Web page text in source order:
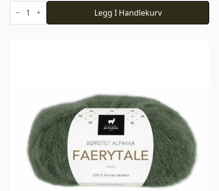
Du
Store
Faerytale
Legg I Handlekurv